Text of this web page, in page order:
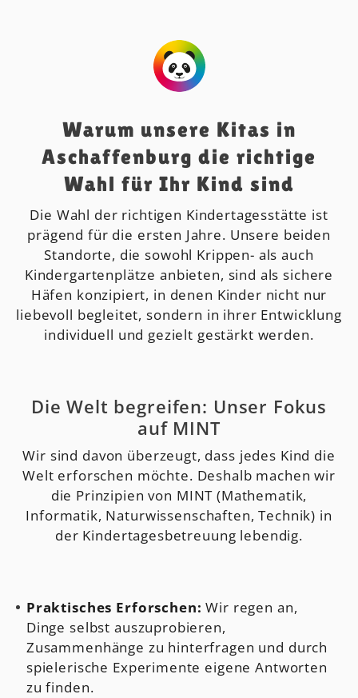
Warum unsere Kitas in
Aschaffenburg die richtige
Wahl für Ihr Kind sind
Die Wahl der richtigen Kindertagesstätte ist
prägend für die ersten Jahre. Unsere beiden
Standorte, die sowohl Krippen- als auch
Kindergartenplätze anbieten, sind als sichere
Häfen konzipiert, in denen Kinder nicht nur
liebevoll begleitet, sondern in ihrer Entwicklung
individuell und gezielt gestärkt werden.
Die Welt begreifen: Unser Fokus
auf MINT
Wir sind davon überzeugt, dass jedes Kind die
Welt erforschen möchte. Deshalb machen wir
die Prinzipien von MINT (Mathematik,
Informatik, Naturwissenschaften, Technik) in
der Kindertagesbetreuung lebendig.
Praktisches Erforschen: Wir regen an,
Dinge selbst auszuprobieren,
Zusammenhänge zu hinterfragen und durch
spielerische Experimente eigene Antworten
zu finden.